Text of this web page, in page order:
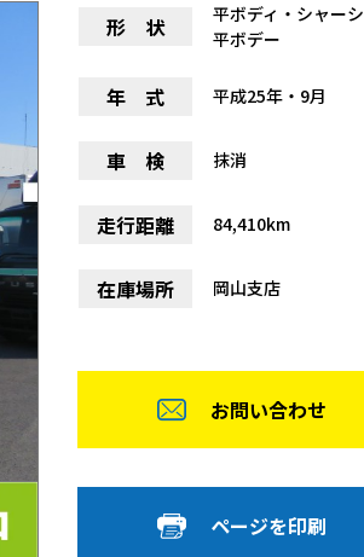
形 状
平ボディ・シャーシ
平ボデー
年 式 平成25年・9月
車 検 抹消
走行距離 84,410km
在庫場所 岡山支店
お問い合わせ
ページを印刷